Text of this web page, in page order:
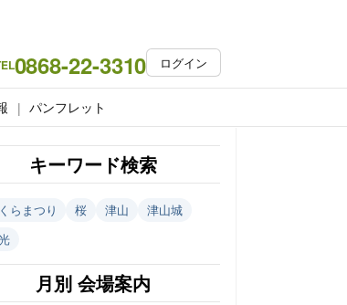
0868-22-3310 ログイン
パンフレット
キーワード検索
らまつり 桜 津山
津山城
月別 会場案内